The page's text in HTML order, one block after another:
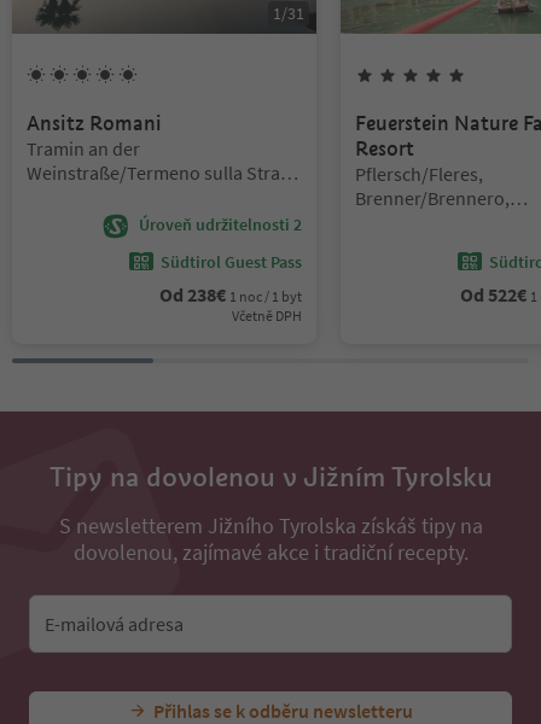
1 /31
Ansitz Romani
Lokalita:
Tramin an der
Weinstraße/Termeno sulla Strada
Úroveň udržitelnosti 2
Südtirol Guest Pass
Od 238€ 1 noc / 1 byt
Včetně DPH
Feuerstein Nature
Resort
Lokalita:
Pflersch/Fleres,
Brenner/Brennero,
Od 522€
Tipy na dovolenou v Jižním Tyrolsku
S newsletterem Jižního Tyrolska získáš tipy na
dovolenou, zajímavé akce i tradiční recepty.
E-mailová adresa
Přihlas se k odběru newsletteru